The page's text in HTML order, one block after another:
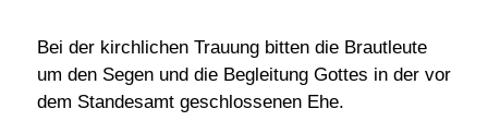
Bei der kirchlichen Trauung bitten die Brautleute
um den Segen und die Begleitung Gottes in der vor
dem Standesamt geschlossenen Ehe.